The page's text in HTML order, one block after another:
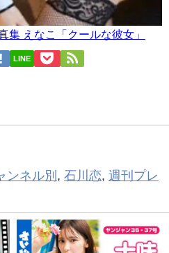
集 えなこ「クールな彼女」
LINE
ンネル別 , 石川恋, 週刊プレ